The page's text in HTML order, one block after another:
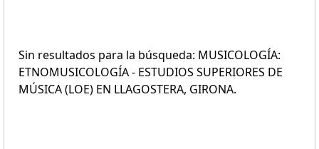
Sin resultados para la búsqueda: MUSICOLOGÍA:
ETNOMUSICOLOGÍA - ESTUDIOS SUPERIORES DE
MÚSICA (LOE) EN LLAGOSTERA, GIRONA.